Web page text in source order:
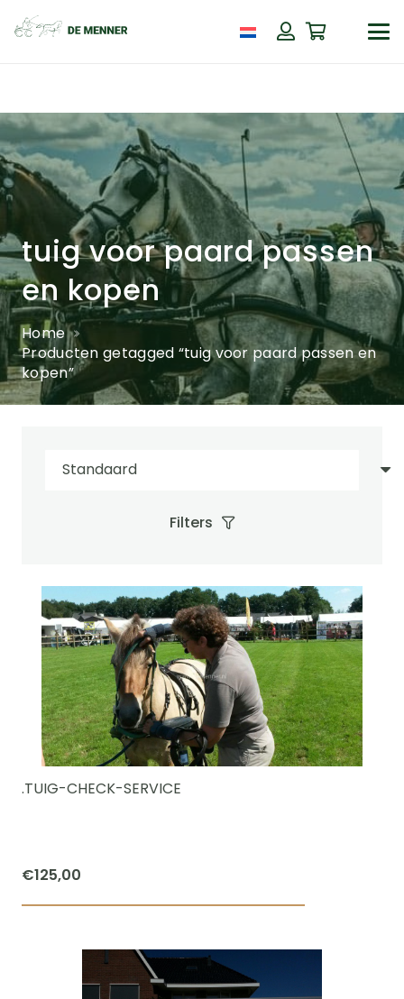
tuig voor paard passen
en kopen
Home
Producten getagged “tuig voor paard passen en
kopen”
Filters
.TUIG-CHECK-SERVICE
€125,00